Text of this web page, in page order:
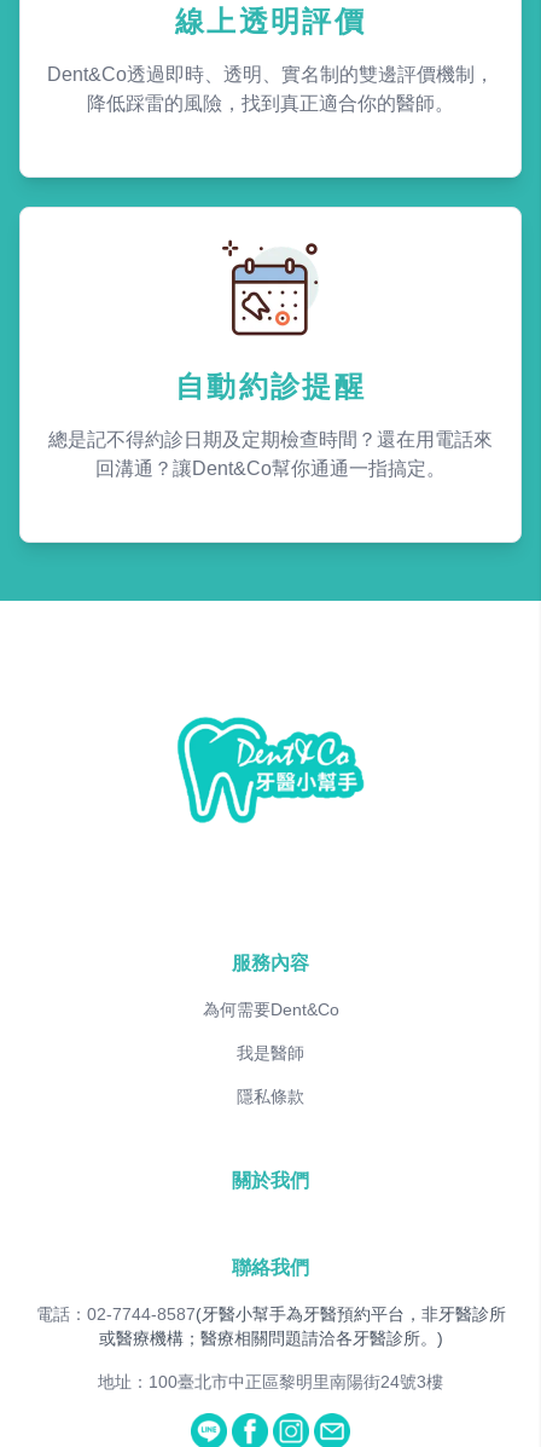
線上透明評價
Dent&Co透過即時、透明、實名制的雙邊評價機制，
降低踩雷的風險，找到真正適合你的醫師。
自動約診提醒
總是記不得約診日期及定期檢查時間？還在用電話來
回溝通？讓Dent&Co幫你通通一指搞定。
服務內容
為何需要Dent&Co
我是醫師
隱私條款
關於我們
聯絡我們
電話：02-7744-8587(牙醫小幫手為牙醫預約平台，非牙醫診所
或醫療機構；醫療相關問題請洽各牙醫診所。)
地址：100臺北市中正區黎明里南陽街24號3樓